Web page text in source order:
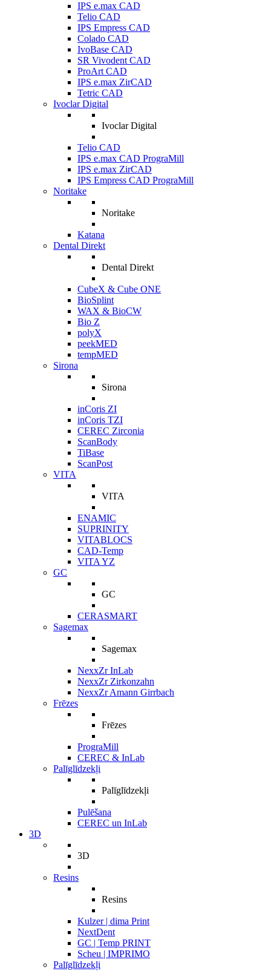
IPS e.max CAD
Telio CAD
IPS Empress CAD
Colado CAD
IvoBase CAD
SR Vivodent CAD
ProArt CAD
IPS e.max ZirCAD
Tetric CAD
Ivoclar Digital
Ivoclar Digital
Telio CAD
IPS e.max CAD PrograMill
IPS e.max ZirCAD
IPS Empress CAD PrograMill
Noritake
Noritake
Katana
Dental Direkt
Dental Direkt
CubeX & Cube ONE
BioSplint
WAX & BioCW
Bio Z
polyX
peekMED
tempMED
Sirona
Sirona
inCoris ZI
inCoris TZI
CEREC Zirconia
ScanBody
TiBase
ScanPost
VITA
VITA
ENAMIC
SUPRINITY
VITABLOCS
CAD-Temp
VITA YZ
GC
GC
CERASMART
Sagemax
Sagemax
NexxZr InLab
NexxZr Zirkonzahn
NexxZr Amann Girrbach
Frēzes
Frēzes
PrograMill
CEREC & InLab
Palīglīdzekļi
Palīglīdzekļi
Pulēšana
CEREC un InLab
3D
3D
Resins
Resins
Kulzer | dima Print
NextDent
GC | Temp PRINT
Scheu | IMPRIMO
Palīglīdzekļi